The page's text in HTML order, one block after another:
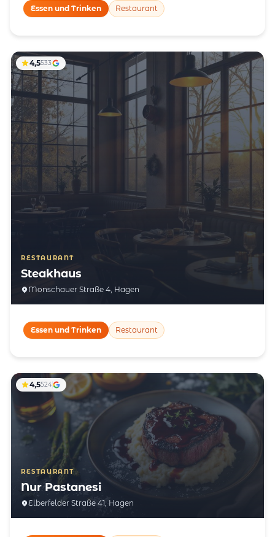
Essen und Trinken Restaurant
RESTAURANT
Steakhaus
Monschauer Straße 4, Hagen
4,5533
Essen und Trinken Restaurant
RESTAURANT
Nur Pastanesi
Elberfelder Straße 41, Hagen
4,5524